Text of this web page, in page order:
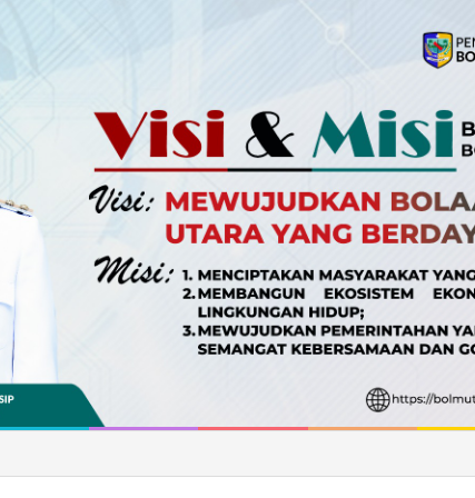
Ajak Masyarakat Maknai HUT RI dengan Memperkuat Persatuan